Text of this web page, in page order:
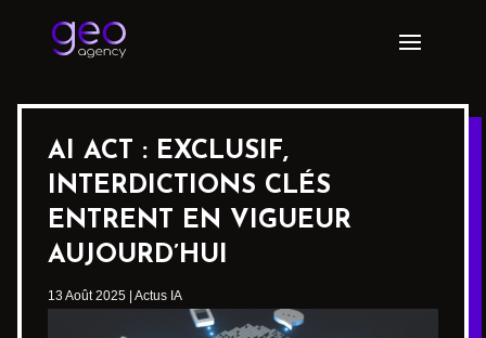
AI ACT : EXCLUSIF,
INTERDICTIONS CLÉS
ENTRENT EN VIGUEUR
AUJOURD’HUI
13 Août 2025 Actus IA